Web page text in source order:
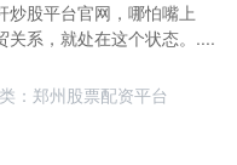
炒股平台官网，哪怕嘴上
关系，就处在这个状态。....
： 郑州股票配资平台